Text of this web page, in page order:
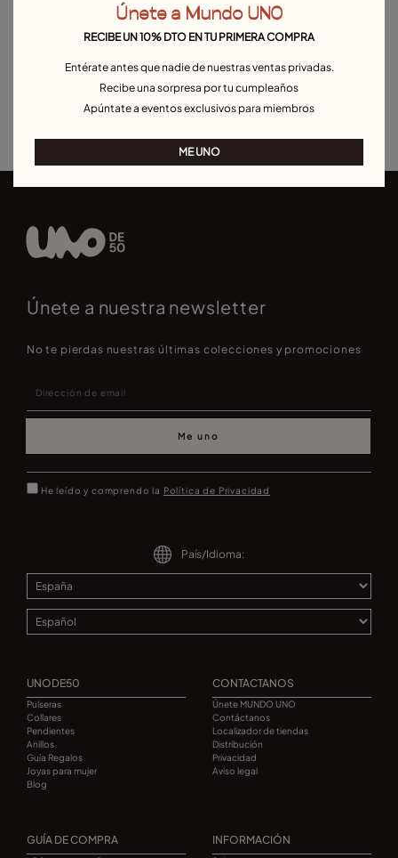
Pulseras hombre Pulseras con piedra nacimiento
Pulseras de personalización Best sellers pulseras
Únete a nuestra newsletter
No te pierdas nuestras últimas colecciones y promociones
Me uno
He leído y comprendo la Política de Privacidad
País/Idioma:
UNODE50
Pulseras
Collares
Pendientes
Anillos
Guía Regalos
Joyas para mujer
Blog
CONTACTANOS
Únete MUNDO UNO
Contáctanos
Localizador de tiendas
Distribución
Privacidad
Aviso legal
GUÍA DE COMPRA INFORMACIÓN
Únete a Mundo UNO
RECIBE UN 10% DTO EN TU PRIMERA COMPRA
Entérate antes que nadie de nuestras ventas privadas.
Recibe una sorpresa por tu cumpleaños
Apúntate a eventos exclusivos para miembros
ME UNO